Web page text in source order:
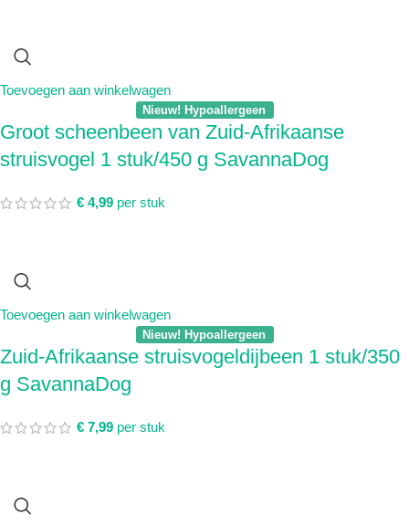
Toevoegen aan winkelwagen
Nieuw! Hypoallergeen
Groot scheenbeen van Zuid-Afrikaanse
struisvogel 1 stuk/450 g SavannaDog
€ 4,99 per stuk
Toevoegen aan winkelwagen
Nieuw! Hypoallergeen
Zuid-Afrikaanse struisvogeldijbeen 1 stuk/350
g SavannaDog
€ 7,99 per stuk